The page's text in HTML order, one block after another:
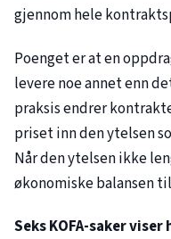
gjennom hele
Poenget er at en
levere noe annet enn
praksis endrer
priset inn den ytelsen
Når den ytelsen ikke
økonomiske balansen
Seks KOFA-saker